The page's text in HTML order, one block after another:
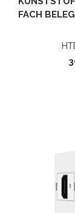
FACH